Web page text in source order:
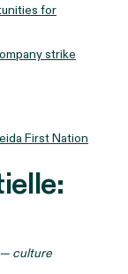
for
strike
First Nation
culture